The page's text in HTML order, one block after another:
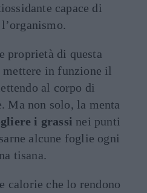
capace di
proprietà di questa
mettere in funzione il
al corpo di
Ma non solo, la menta
i grassi nei punti
alcune foglie ogni
tisana.
calorie che lo rendono